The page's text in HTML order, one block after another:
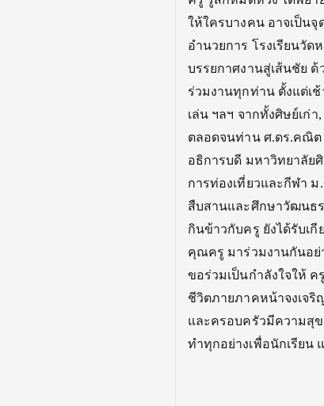
ให้ใครบางคน อาจเป็นจุ
อำนวยการ โรงเรียนวั
บรรยกาศงานสู่เส้นชัย
ร่วมงานทุกท่าน ตั้งแต่เ
เล่น ฯลฯ จากทั้งศิษย์เ
ตลอดจนท่าน ศ.ดร.คณิต
อธิการบดี มหาวิทยาลัย
การท่องเที่ยวและกีฬา
สืบสานและศึกษาวัฒนธ
กินข้าวกับครู ยังได้รับเ
คุณครู มาร่วมงานกันอ
ขอร่วมเป็นกำลังใจให้
ชีวิตภายภาคหน้าจงเจ
และครอบครัวมีความสุ
ทำทุกอย่างเพื่อนักเรียน